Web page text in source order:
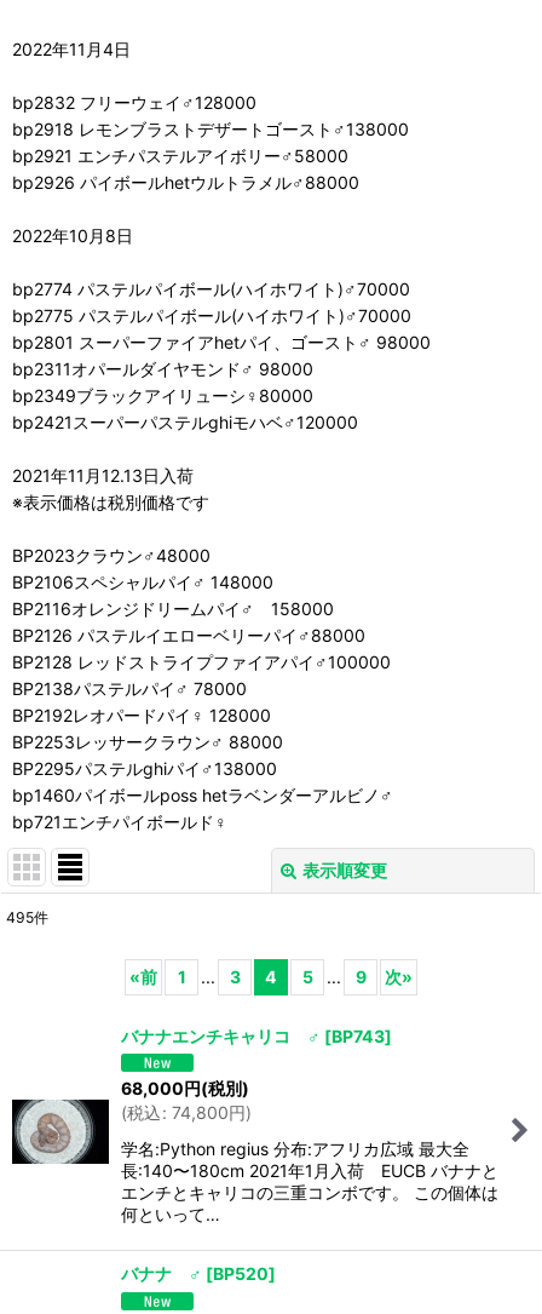
2022年11月4日
bp2832 フリーウェイ♂128000
bp2918 レモンブラストデザートゴースト♂138000
bp2921 エンチパステルアイボリー♂58000
bp2926 パイボールhetウルトラメル♂88000
2022年10月8日
bp2774 パステルパイボール(ハイホワイト)♂70000
bp2775 パステルパイボール(ハイホワイト)♂70000
bp2801 スーパーファイアhetパイ、ゴースト♂ 98000
bp2311オパールダイヤモンド♂ 98000
bp2349ブラックアイリューシ♀80000
bp2421スーパーパステルghiモハベ♂120000
2021年11月12.13日入荷
※表示価格は税別価格です
BP2023クラウン♂48000
BP2106スペシャルパイ♂ 148000
BP2116オレンジドリームパイ♂ 158000
BP2126 パステルイエローベリーパイ♂88000
BP2128 レッドストライプファイアパイ♂100000
BP2138パステルパイ♂ 78000
BP2192レオパードパイ♀ 128000
BP2253レッサークラウン♂ 88000
BP2295パステルghiパイ♂138000
bp1460パイボールposs hetラベンダーアルビノ♂
bp721エンチパイボールド♀
表示順変更
495件
«前 1 ... 3 4 5 ... 9 次»
バナナエンチキャリコ ♂ [BP743]
68,000円(税別)
(税込: 74,800円)
学名:Python regius 分布:アフリカ広域 最大全
長:140〜180cm 2021年1月入荷 EUCB バナナと
エンチとキャリコの三重コンボです。 この個体は
何といって…
バナナ ♂ [BP520]